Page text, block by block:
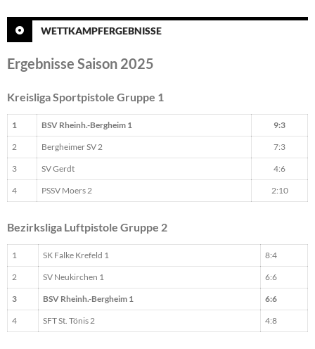
WETTKAMPFERGEBNISSE
Ergebnisse Saison 2025
Kreisliga Sportpistole Gruppe 1
1 BSV Rheinh.-Bergheim 1 9:3
2 Bergheimer SV 2 7:3
3 SV Gerdt 4:6
4 PSSV Moers 2 2:10
Bezirksliga Luftpistole Gruppe 2
1 SK Falke Krefeld 1 8:4
2 SV Neukirchen 1 6:6
3 BSV Rheinh.-Bergheim 1 6:6
4 SFT St. Tönis 2 4:8